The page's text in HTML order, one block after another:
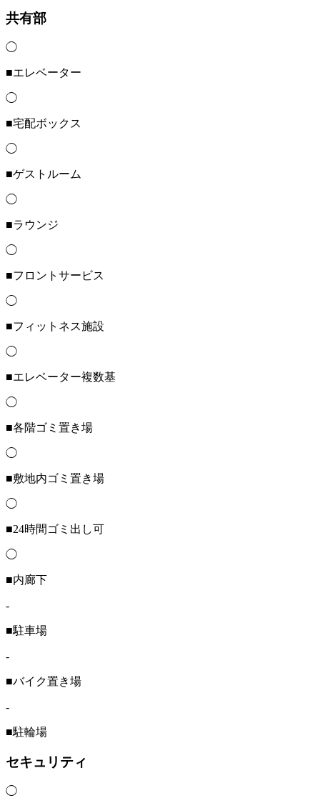
共有部
◯
■エレベーター
◯
■宅配ボックス
◯
■ゲストルーム
◯
■ラウンジ
◯
■フロントサービス
◯
■フィットネス施設
◯
■エレベーター複数基
◯
■各階ゴミ置き場
◯
■敷地内ゴミ置き場
◯
■24時間ゴミ出し可
◯
■内廊下
-
■駐車場
-
■バイク置き場
-
■駐輪場
セキュリティ
◯